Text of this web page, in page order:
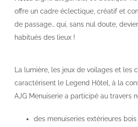
offre un cadre éclectique, créatif et
de passage… qui, sans nul doute,
habitués des lieux !
La lumière, les jeux de voilages et les
caractérisent le Legend Hôtel, à la
AJG Menuiserie a participé au travers
des menuiseries extérieures